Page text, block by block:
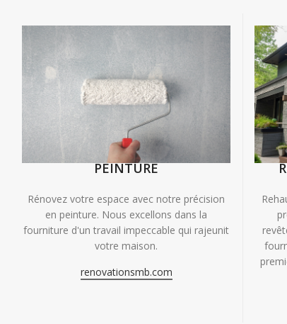
PEINTURE
Rénovez votre espace avec notre précision
en peinture. Nous excellons dans la
fourniture d'un travail impeccable qui rajeunit
votre maison.
renovationsmb.com